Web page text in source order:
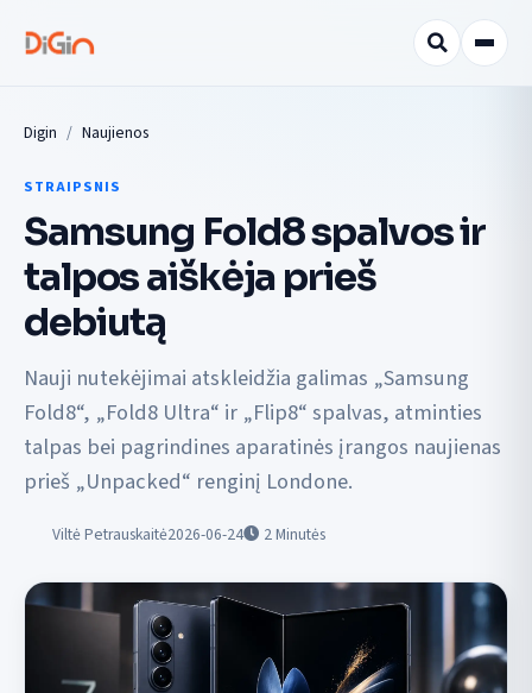
Digin Naujienos
STRAIPSNIS
Samsung Fold8 spalvos ir
talpos aiškėja prieš
debiutą
Nauji nutekėjimai atskleidžia galimas „Samsung
Fold8“, „Fold8 Ultra“ ir „Flip8“ spalvas, atminties
talpas bei pagrindines aparatinės įrangos naujienas
prieš „Unpacked“ renginį Londone.
Viltė Petrauskaitė2026-06-24 2Minutės